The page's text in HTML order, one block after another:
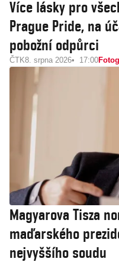
Více lásky pro
Prague Pride, na
pobožní odpůrci
ČTK8. srpna 2026 17:00
Magyarova Tisza
maďarského
nejvyššího soudu